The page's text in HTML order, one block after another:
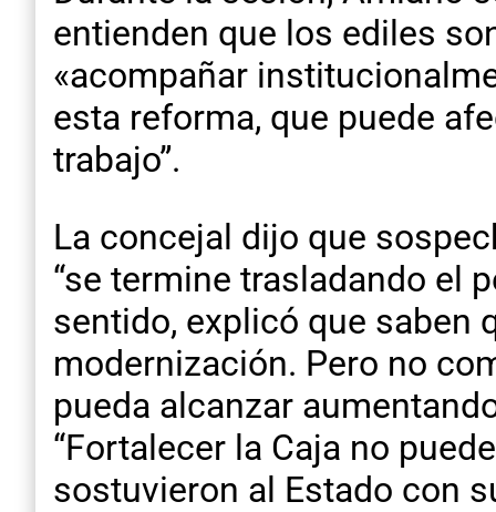
entienden que los ediles
«acompañar
esta reforma, que puede
trabajo”.
La concejal dijo que
“se termine trasladando el
sentido, explicó que saben
modernización. Pero no
pueda alcanzar
“Fortalecer la Caja no
sostuvieron al Estado con